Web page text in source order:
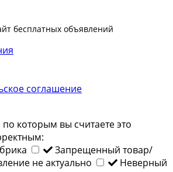
бесплатных объявлений
соглашение
которым вы считаете это
Запрещенный товар/
не актуально
Неверный